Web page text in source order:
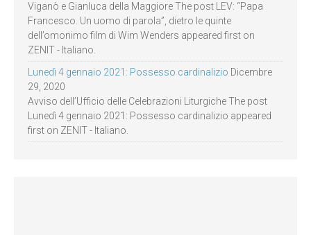
Viganò e Gianluca della Maggiore The post LEV: “Papa
Francesco. Un uomo di parola”, dietro le quinte
dell’omonimo film di Wim Wenders appeared first on
ZENIT - Italiano.
Lunedì 4 gennaio 2021: Possesso cardinalizio Dicembre
29, 2020
Avviso dell’Ufficio delle Celebrazioni Liturgiche The post
Lunedì 4 gennaio 2021: Possesso cardinalizio appeared
first on ZENIT - Italiano.